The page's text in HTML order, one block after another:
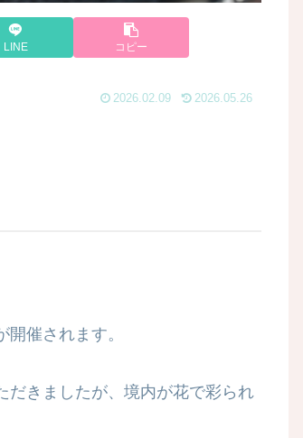
LINE コピー
2026.02.09 2026.05.26
開催されます。
だきましたが、境内が花で彩られ